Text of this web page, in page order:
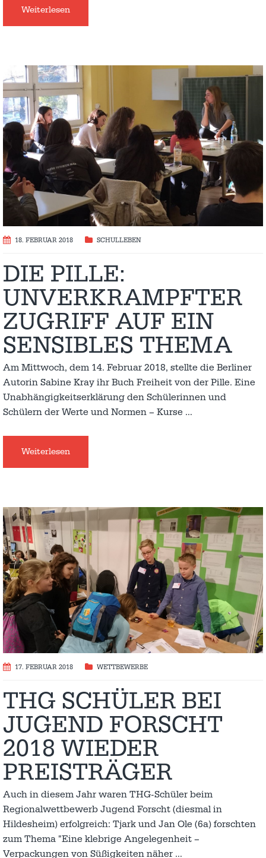
Weiterlesen
18. FEBRUAR 2018 SCHULLEBEN
DIE PILLE:
UNVERKRAMPFTER
ZUGRIFF AUF EIN
SENSIBLES THEMA
Am Mittwoch, dem 14. Februar 2018, stellte die Berliner
Autorin Sabine Kray ihr Buch Freiheit von der Pille. Eine
Unabhängigkeitserklärung den Schülerinnen und
Schülern der Werte und Normen – Kurse …
Weiterlesen
17. FEBRUAR 2018 WETTBEWERBE
THG SCHÜLER BEI
JUGEND FORSCHT
2018 WIEDER
PREISTRÄGER
Auch in diesem Jahr waren THG-Schüler beim
Regionalwettbewerb Jugend Forscht (diesmal in
Hildesheim) erfolgreich: Tjark und Jan Ole (6a) forschten
zum Thema "Eine klebrige Angelegenheit –
Verpackungen von Süßigkeiten näher …